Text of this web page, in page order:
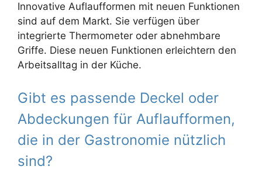
Innovative Auflaufformen mit neuen Funktionen
sind auf dem Markt. Sie verfügen über
integrierte Thermometer oder abnehmbare
Griffe. Diese neuen Funktionen erleichtern den
Arbeitsalltag in der Küche.
Gibt es passende Deckel oder
Abdeckungen für Auflaufformen,
die in der Gastronomie nützlich
sind?